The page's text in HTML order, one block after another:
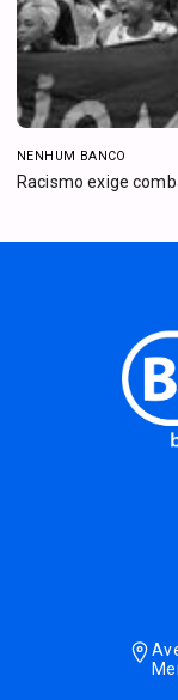
NENHUM BANCO
Racismo exige